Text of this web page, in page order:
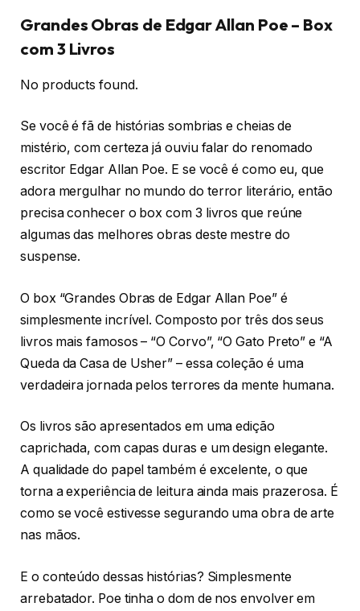
Grandes Obras de Edgar Allan Poe – Box
com 3 Livros
No products found.
Se você é fã de histórias sombrias e cheias de
mistério, com certeza já ouviu falar do renomado
escritor Edgar Allan Poe. E se você é como eu, que
adora mergulhar no mundo do terror literário, então
precisa conhecer o box com 3 livros que reúne
algumas das melhores obras deste mestre do
suspense.
O box “Grandes Obras de Edgar Allan Poe” é
simplesmente incrível. Composto por três dos seus
livros mais famosos – “O Corvo”, “O Gato Preto” e “A
Queda da Casa de Usher” – essa coleção é uma
verdadeira jornada pelos terrores da mente humana.
Os livros são apresentados em uma edição
caprichada, com capas duras e um design elegante.
A qualidade do papel também é excelente, o que
torna a experiência de leitura ainda mais prazerosa. É
como se você estivesse segurando uma obra de arte
nas mãos.
E o conteúdo dessas histórias? Simplesmente
arrebatador. Poe tinha o dom de nos envolver em